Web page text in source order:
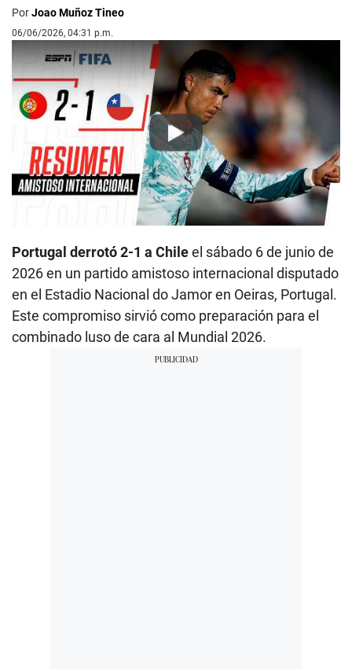
PorJoao Muñoz Tineo
06/06/2026, 04:31 p.m.
Play
Portugal derrotó 2-1 a Chileel sábado 6 de junio de
2026 en un partido amistoso internacional disputado
en el Estadio Nacional do Jamor en Oeiras, Portugal.
Este compromiso sirvió como preparación para el
combinado luso de cara al Mundial 2026.